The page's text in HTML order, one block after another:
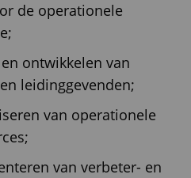
de operationele
ontwikkelen van
leidinggevenden;
van operationele
van verbeter- en